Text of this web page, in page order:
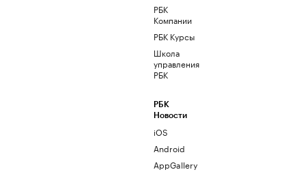
РБК
Компании
РБК Курсы
Школа
управления
РБК
РБК
Новости
iOS
Android
AppGallery